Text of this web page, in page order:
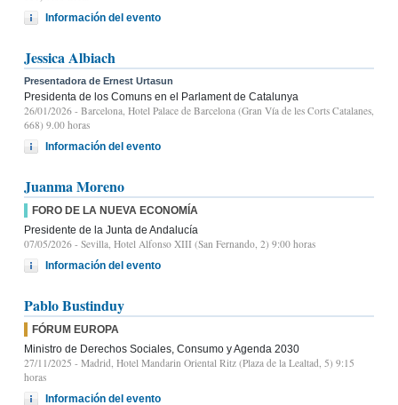
Información del evento
Jessica Albiach
Presentadora de Ernest Urtasun
Presidenta de los Comuns en el Parlament de Catalunya
26/01/2026 - Barcelona, Hotel Palace de Barcelona (Gran Vía de les Corts Catalanes,
668) 9.00 horas
Información del evento
Juanma Moreno
FORO DE LA NUEVA ECONOMÍA
Presidente de la Junta de Andalucía
07/05/2026 - Sevilla, Hotel Alfonso XIII (San Fernando, 2) 9:00 horas
Información del evento
Pablo Bustinduy
FÓRUM EUROPA
Ministro de Derechos Sociales, Consumo y Agenda 2030
27/11/2025 - Madrid, Hotel Mandarin Oriental Ritz (Plaza de la Lealtad, 5) 9:15
horas
Información del evento